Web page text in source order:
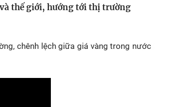
Ngày hội HTV
Chung một tấm
Cúp Truyền hình
thế giới, hướng tới thị trường
chênh lệch giữa giá vàng trong nước